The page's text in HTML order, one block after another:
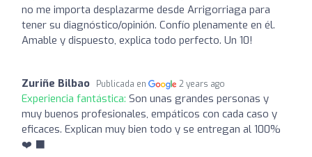
no me importa desplazarme desde Arrigorriaga para
tener su diagnóstico/opinión. Confío plenamente en él.
Amable y dispuesto, explica todo perfecto. Un 10!
Zuriñe Bilbao Publicada en 2 years ago
Experiencia fantástica: Son unas grandes personas y
muy buenos profesionales, empáticos con cada caso y
eficaces. Explican muy bien todo y se entregan al 100%
❤️ ‍⬛